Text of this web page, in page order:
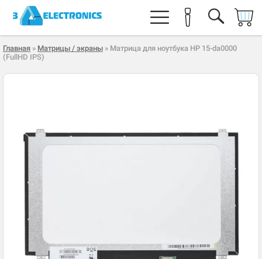
Главная » Матрицы / экраны » Матрица для ноутбука HP 15-da0000
(FullHD IPS)